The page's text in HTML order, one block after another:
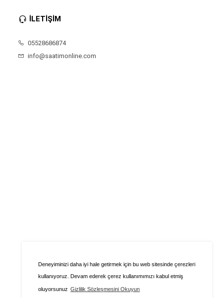
Deneyiminizi daha iyi hale getirmek için bu web sitesinde çerezleri
kullanıyoruz. Devam ederek çerez kullanımımızı kabul etmiş
oluyorsunuz Gizlilik Sözleşmesini Okuyun
İLETİŞİM
05528686874
info@saatimonline.com